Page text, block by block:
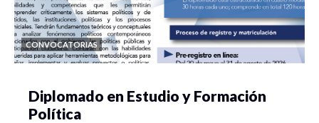
CONVOCATORIAS
Diplomado en Estudio y Formación
Política